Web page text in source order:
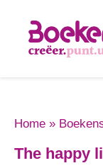
Home »
The happy